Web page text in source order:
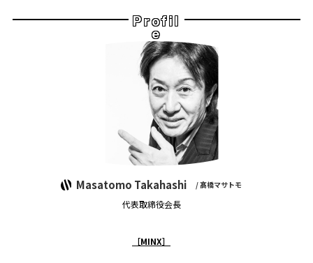
Profil
e
Masatomo Takahashi / 髙橋マサトモ
代表取締役会長
［MINX］